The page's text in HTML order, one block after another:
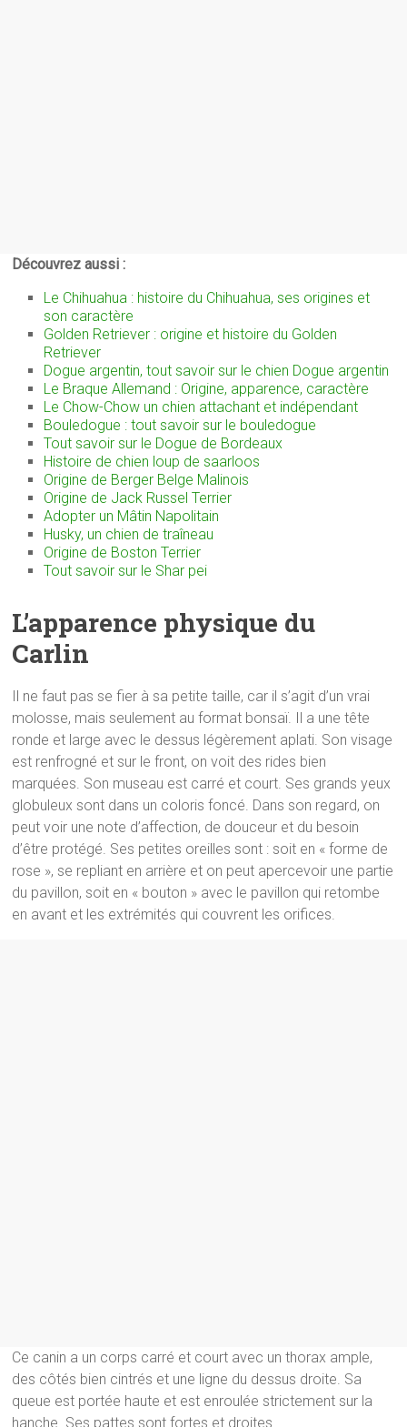
Découvrez aussi :
Le Chihuahua : histoire du Chihuahua, ses origines et
son caractère
Golden Retriever : origine et histoire du Golden
Retriever
Dogue argentin, tout savoir sur le chien Dogue argentin
Le Braque Allemand : Origine, apparence, caractère
Le Chow-Chow un chien attachant et indépendant
Bouledogue : tout savoir sur le bouledogue
Tout savoir sur le Dogue de Bordeaux
Histoire de chien loup de saarloos
Origine de Berger Belge Malinois
Origine de Jack Russel Terrier
Adopter un Mâtin Napolitain
Husky, un chien de traîneau
Origine de Boston Terrier
Tout savoir sur le Shar pei
L’apparence physique du
Carlin
Il ne faut pas se fier à sa petite taille, car il s’agit d’un vrai
molosse, mais seulement au format bonsaï. Il a une tête
ronde et large avec le dessus légèrement aplati. Son visage
est renfrogné et sur le front, on voit des rides bien
marquées. Son museau est carré et court. Ses grands yeux
globuleux sont dans un coloris foncé. Dans son regard, on
peut voir une note d’affection, de douceur et du besoin
d’être protégé. Ses petites oreilles sont : soit en « forme de
rose », se repliant en arrière et on peut apercevoir une partie
du pavillon, soit en « bouton » avec le pavillon qui retombe
en avant et les extrémités qui couvrent les orifices.
Ce canin a un corps carré et court avec un thorax ample,
des côtés bien cintrés et une ligne du dessus droite. Sa
queue est portée haute et est enroulée strictement sur la
hanche. Ses pattes sont fortes et droites.